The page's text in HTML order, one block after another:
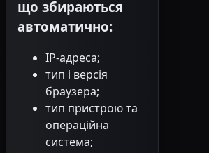
що збираються
автоматично:
IP-адреса;
тип і версія
браузера;
тип пристрою та
операційна
система;